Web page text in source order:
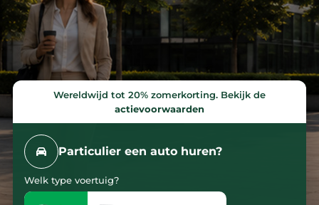
Nederland
Met
ruim
12.000
premium
houden
wij
jouw
organisatie
Wereldwijd tot 20% zomerkorting. Bekijk de
actievoorwaarden
Particulier een auto huren?
Welk type voertuig?